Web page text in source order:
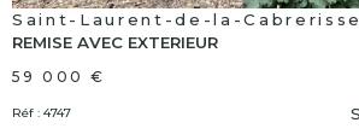
Saint-Laurent-de-la-Cabrerisse
REMISE AVEC EXTERIEUR
59 000 €
Réf : 4747